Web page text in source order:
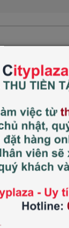
Đông trùng hạ thảo, sâm,